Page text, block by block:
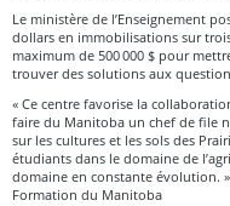
Le ministère de l’Enseignement
dollars en immobilisations sur
maximum de 500 000 $ pour
trouver des solutions aux
« Ce centre favorise la
faire du Manitoba un chef de file
sur les cultures et les sols des
étudiants dans le domaine de
domaine en constante évolution.
Formation du Manitoba